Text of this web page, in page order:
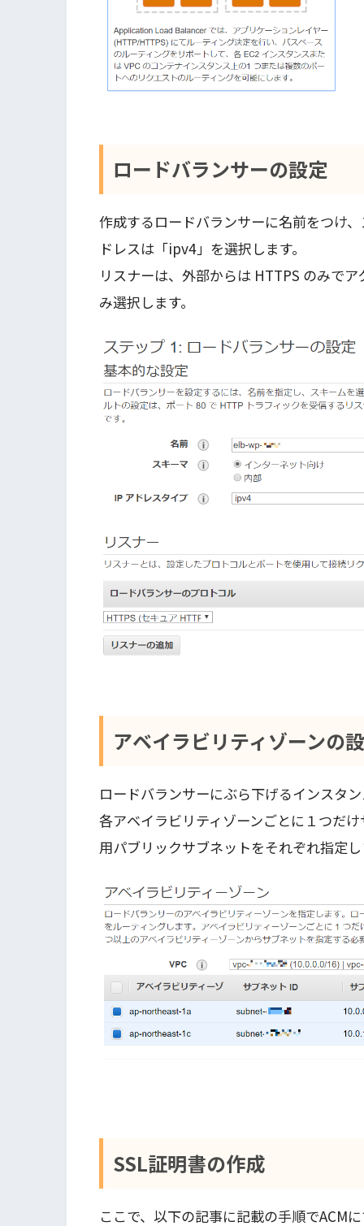
ロードバランサーの設定
作成するロードバランサーに名前をつけ
ドレスは「ipv4」を選択します。
リスナーは、外部からは HTTPS のみで
み選択します。
アベイラビリティゾーンの
ロードバランサーにぶら下げるインスタ
各アベイラビリティゾーンごとに１つだ
用パブリックサブネットをそれぞれ指定
SSL証明書の作成
ここで、以下の記事に記載の手順でACM